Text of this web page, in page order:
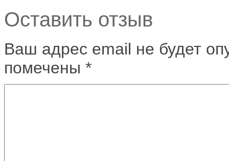
Оставить отзыв
Ваш адрес email не будет
помечены *